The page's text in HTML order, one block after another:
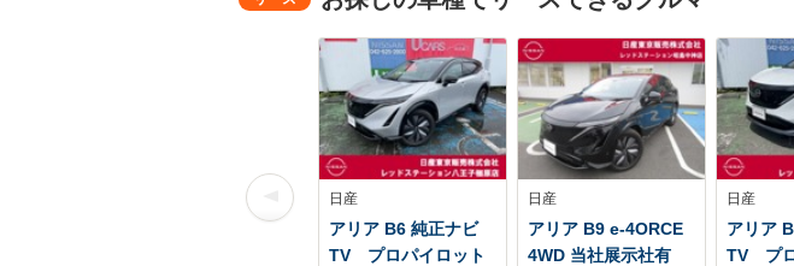
日産
アリア B6 純正ナビ
TV プロパイロット
日産
アリア B9 e-4ORCE
4WD 当社展示社有
日産
アリア
TV プ